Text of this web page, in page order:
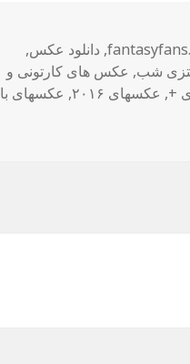
, دانلود عکس,
شب, عکس های کارتونی و
+
, عکسهای ۲۰۱۶ , عکسهای با